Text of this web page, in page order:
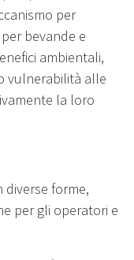
per
bevande e
ambientali,
vulnerabilità alle
la loro
diverse forme,
per gli operatori e